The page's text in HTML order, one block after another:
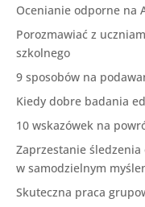
Ocenianie odporne na
Porozmawiać z
szkolnego
9 sposobów na
Kiedy dobre badania
10 wskazówek na
Zaprzestanie
w samodzielnym
Skuteczna praca